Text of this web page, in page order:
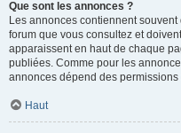
Que sont les annonces ?
Les annonces contiennent
forum que vous consultez et
apparaissent en haut de chaque
publiées. Comme pour les
annonces dépend des permissions
Haut